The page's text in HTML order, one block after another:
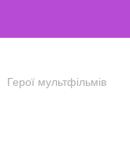
Герої мультфільмів